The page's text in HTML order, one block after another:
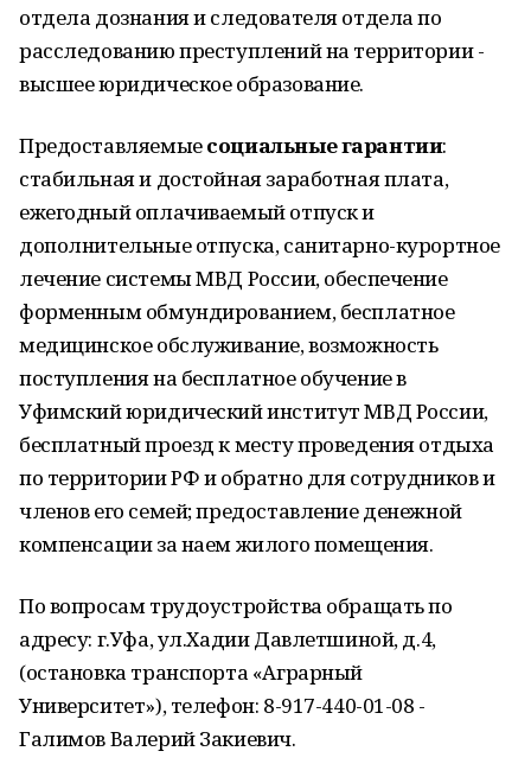
отдела дознания и следователя отдела по
расследованию преступлений на территории -
высшее юридическое образование.
Предоставляемыесоциальные гарантии:
стабильная и достойная заработная плата,
ежегодный оплачиваемый отпуск и
дополнительные отпуска, санитарно-курортное
лечение системы МВД России, обеспечение
форменным обмундированием, бесплатное
медицинское обслуживание, возможность
поступления на бесплатное обучение в
Уфимский юридический институт МВД России,
бесплатный проезд к месту проведения отдыха
по территории РФ и обратно для сотрудников и
членов его семей; предоставление денежной
компенсации за наем жилого помещения.
По вопросам трудоустройства обращать по
адресу: г.Уфа, ул.Хадии Давлетшиной, д.4,
(остановка транспорта «Аграрный
Университет»), телефон: 8-917-440-01-08 -
Галимов Валерий Закиевич.